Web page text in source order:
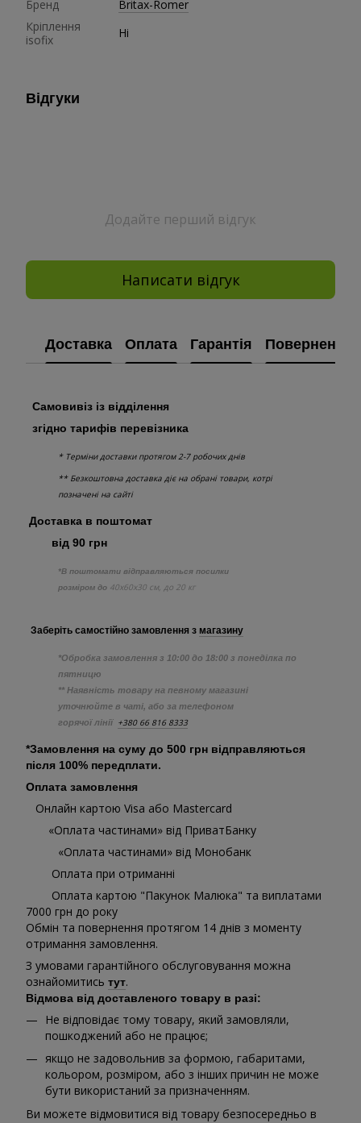
Бренд
Britax-Romer
Кріплення
isofix
Ні
Відгуки
Додайте перший відгук
Написати відгук
Доставка Оплата Гарантія Повернення
Самовивіз із відділення
згідно тарифів перевізника
* Терміни доставки протягом 2-7 робочих днів
** Безкоштовна доставка діє на обрані товари, котрі
позначені на сайті
Доставка в поштомат
від 90 грн
*В поштомати відправляються посилки
розміром до 40х60х30 см, до 20 кг
Заберіть самостійно замовлення з магазину
*Обробка замовлення з 10:00 до 18:00 з понеділка по
пятницю
** Наявність товару на певному магазині
уточнюйте в чаті, або за телефоном
горячої лінії +380 66 816 8333
*Замовлення на суму до 500 грн відправляються
після 100% передплати.
Оплата замовлення
Онлайн картою Visa або Mastercard
«Оплата частинами» від ПриватБанку
«Оплата частинами» від Монобанк
Оплата при отриманні
Оплата картою "Пакунок Малюка" та виплатами
7000 грн до року
Обмін та повернення протягом 14 днів з моменту
отримання замовлення.
З умовами гарантійного обслуговування можна
ознайомитись тут.
Відмова від доставленого товару в разі:
Не відповідає тому товару, який замовляли,
пошкоджений або не працює;
якщо не задовольнив за формою, габаритами,
кольором, розміром, або з інших причин не може
бути використаний за призначенням.
Ви можете відмовитися від товару безпосередньо в